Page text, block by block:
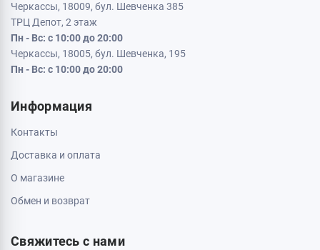
Черкассы, 18009, бул. Шевченка 385
ТРЦ Депот, 2 этаж
Пн - Вс: с 10:00 до 20:00
Черкассы, 18005, бул. Шевченка, 195
Пн - Вс: с 10:00 до 20:00
Информация
Контакты
Доставка и оплата
О магазине
Обмен и возврат
Свяжитесь с нами